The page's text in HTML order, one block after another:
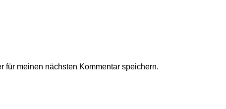
für meinen nächsten Kommentar speichern.